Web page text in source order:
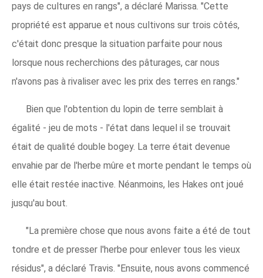
pays de cultures en rangs", a déclaré Marissa. "Cette
propriété est apparue et nous cultivons sur trois côtés,
c'était donc presque la situation parfaite pour nous
lorsque nous recherchions des pâturages, car nous
n'avons pas à rivaliser avec les prix des terres en rangs."
Bien que l'obtention du lopin de terre semblait à
égalité - jeu de mots - l'état dans lequel il se trouvait
était de qualité double bogey. La terre était devenue
envahie par de l'herbe mûre et morte pendant le temps où
elle était restée inactive. Néanmoins, les Hakes ont joué
jusqu'au bout.
"La première chose que nous avons faite a été de tout
tondre et de presser l'herbe pour enlever tous les vieux
résidus", a déclaré Travis. "Ensuite, nous avons commencé